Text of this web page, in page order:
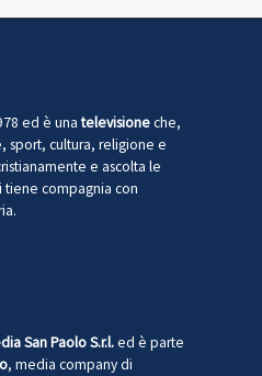
ed è unatelevisioneche,
sport, cultura, religione e
e ascolta le
compagnia con
San Paolo S.r.l.ed è parte
, media company di